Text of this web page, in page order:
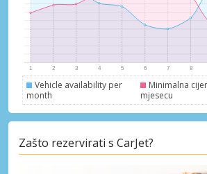
Vehicle availability per
month
Minimalna
mjesecu
Zašto rezervirati s CarJet?
Posebni popusti
Pristupite ekskluzivnim